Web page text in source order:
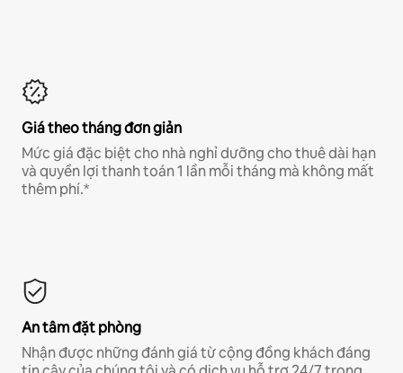
Giá theo tháng đơn giản
Mức giá đặc biệt cho nhà nghỉ dưỡng cho thuê dài hạn
và quyền lợi thanh toán 1 lần mỗi tháng mà không mất
thêm phí.*
An tâm đặt phòng
Nhận được những đánh giá từ cộng đồng khách đáng